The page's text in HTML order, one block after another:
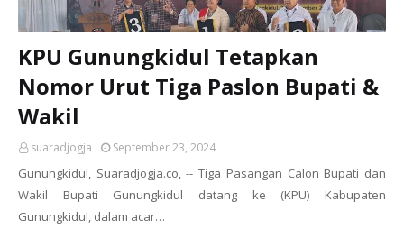
KPU Gunungkidul Tetapkan
Nomor Urut Tiga Paslon Bupati &
Wakil
suaradjogja September 23, 2024
Gunungkidul, Suaradjogja.co, -- Tiga Pasangan Calon Bupati dan
Wakil Bupati Gunungkidul datang ke (KPU) Kabupaten
Gunungkidul, dalam acar…